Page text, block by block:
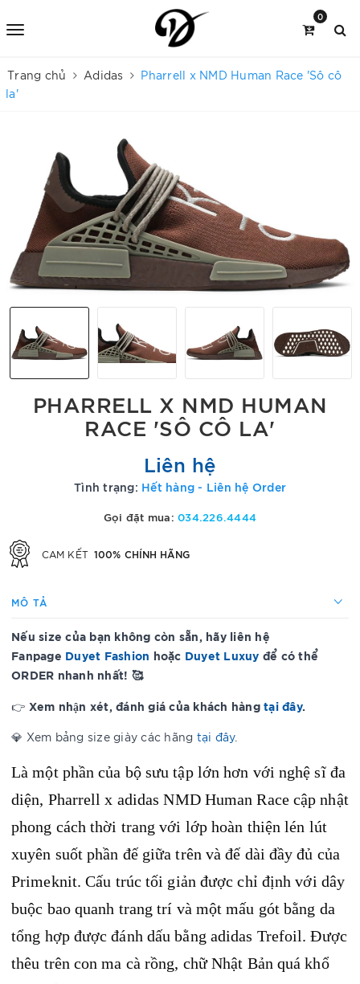
0
Trang chủ Adidas
Pharrell x NMD Human Race 'Sô cô
la'
PHARRELL X NMD HUMAN
RACE 'SÔ CÔ LA'
Liên hệ
Tình trạng: Hết hàng - Liên hệ Order
Gọi đặt mua:034.226.4444
CAM KẾT 100% CHÍNH HÃNG
MÔ TẢ
Nếu size của bạn không còn sẵn, hãy liên hệ
Fanpage Duyet Fashion hoặc Duyet Luxuy để có thể
ORDER nhanh nhất! 🥰
👉 Xem nhận xét, đánh giá của khách hàng tại đây.
💎 Xem bảng size giày các hãng tại đây.
Là một phần của bộ sưu tập lớn hơn với nghệ sĩ đa
diện, Pharrell x adidas NMD Human Race cập nhật
phong cách thời trang với lớp hoàn thiện lén lút
xuyên suốt phần đế giữa trên và đế dài đầy đủ của
Primeknit.Cấu trúc tối giản được chỉ định với dây
buộc bao quanh trang trí và một mấu gót bằng da
tổng hợp được đánh dấu bằng adidas Trefoil.Được
thêu trên con ma cà rồng, chữ Nhật Bản quá khổ